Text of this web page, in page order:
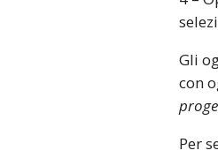
Gli
con
Per